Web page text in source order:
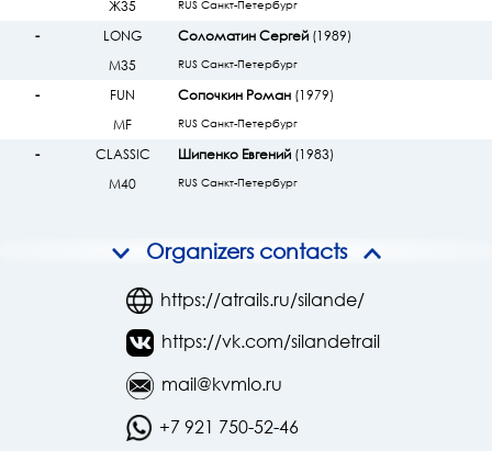
Ж35
RUS Санкт-Петербург
-
LONG
М35
Соломатин Сергей(1989)
RUS Санкт-Петербург
-
FUN
МF
Сопочкин Роман(1979)
RUS Санкт-Петербург
-
CLASSIC
М40
Шипенко Евгений(1983)
RUS Санкт-Петербург
Organizers contacts
https://atrails.ru/silande/
https://vk.com/silandetrail
mail@kvmlo.ru
+7 921 750-52-46